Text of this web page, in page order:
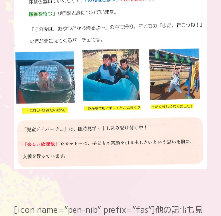
[icon name=”pen-nib” prefix=”fas”]他の記事も見